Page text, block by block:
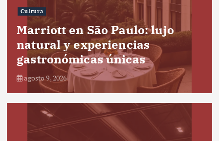
Cultura
Marriott en São Paulo: lujo
natural y experiencias
gastronómicas únicas
agosto 9, 2026